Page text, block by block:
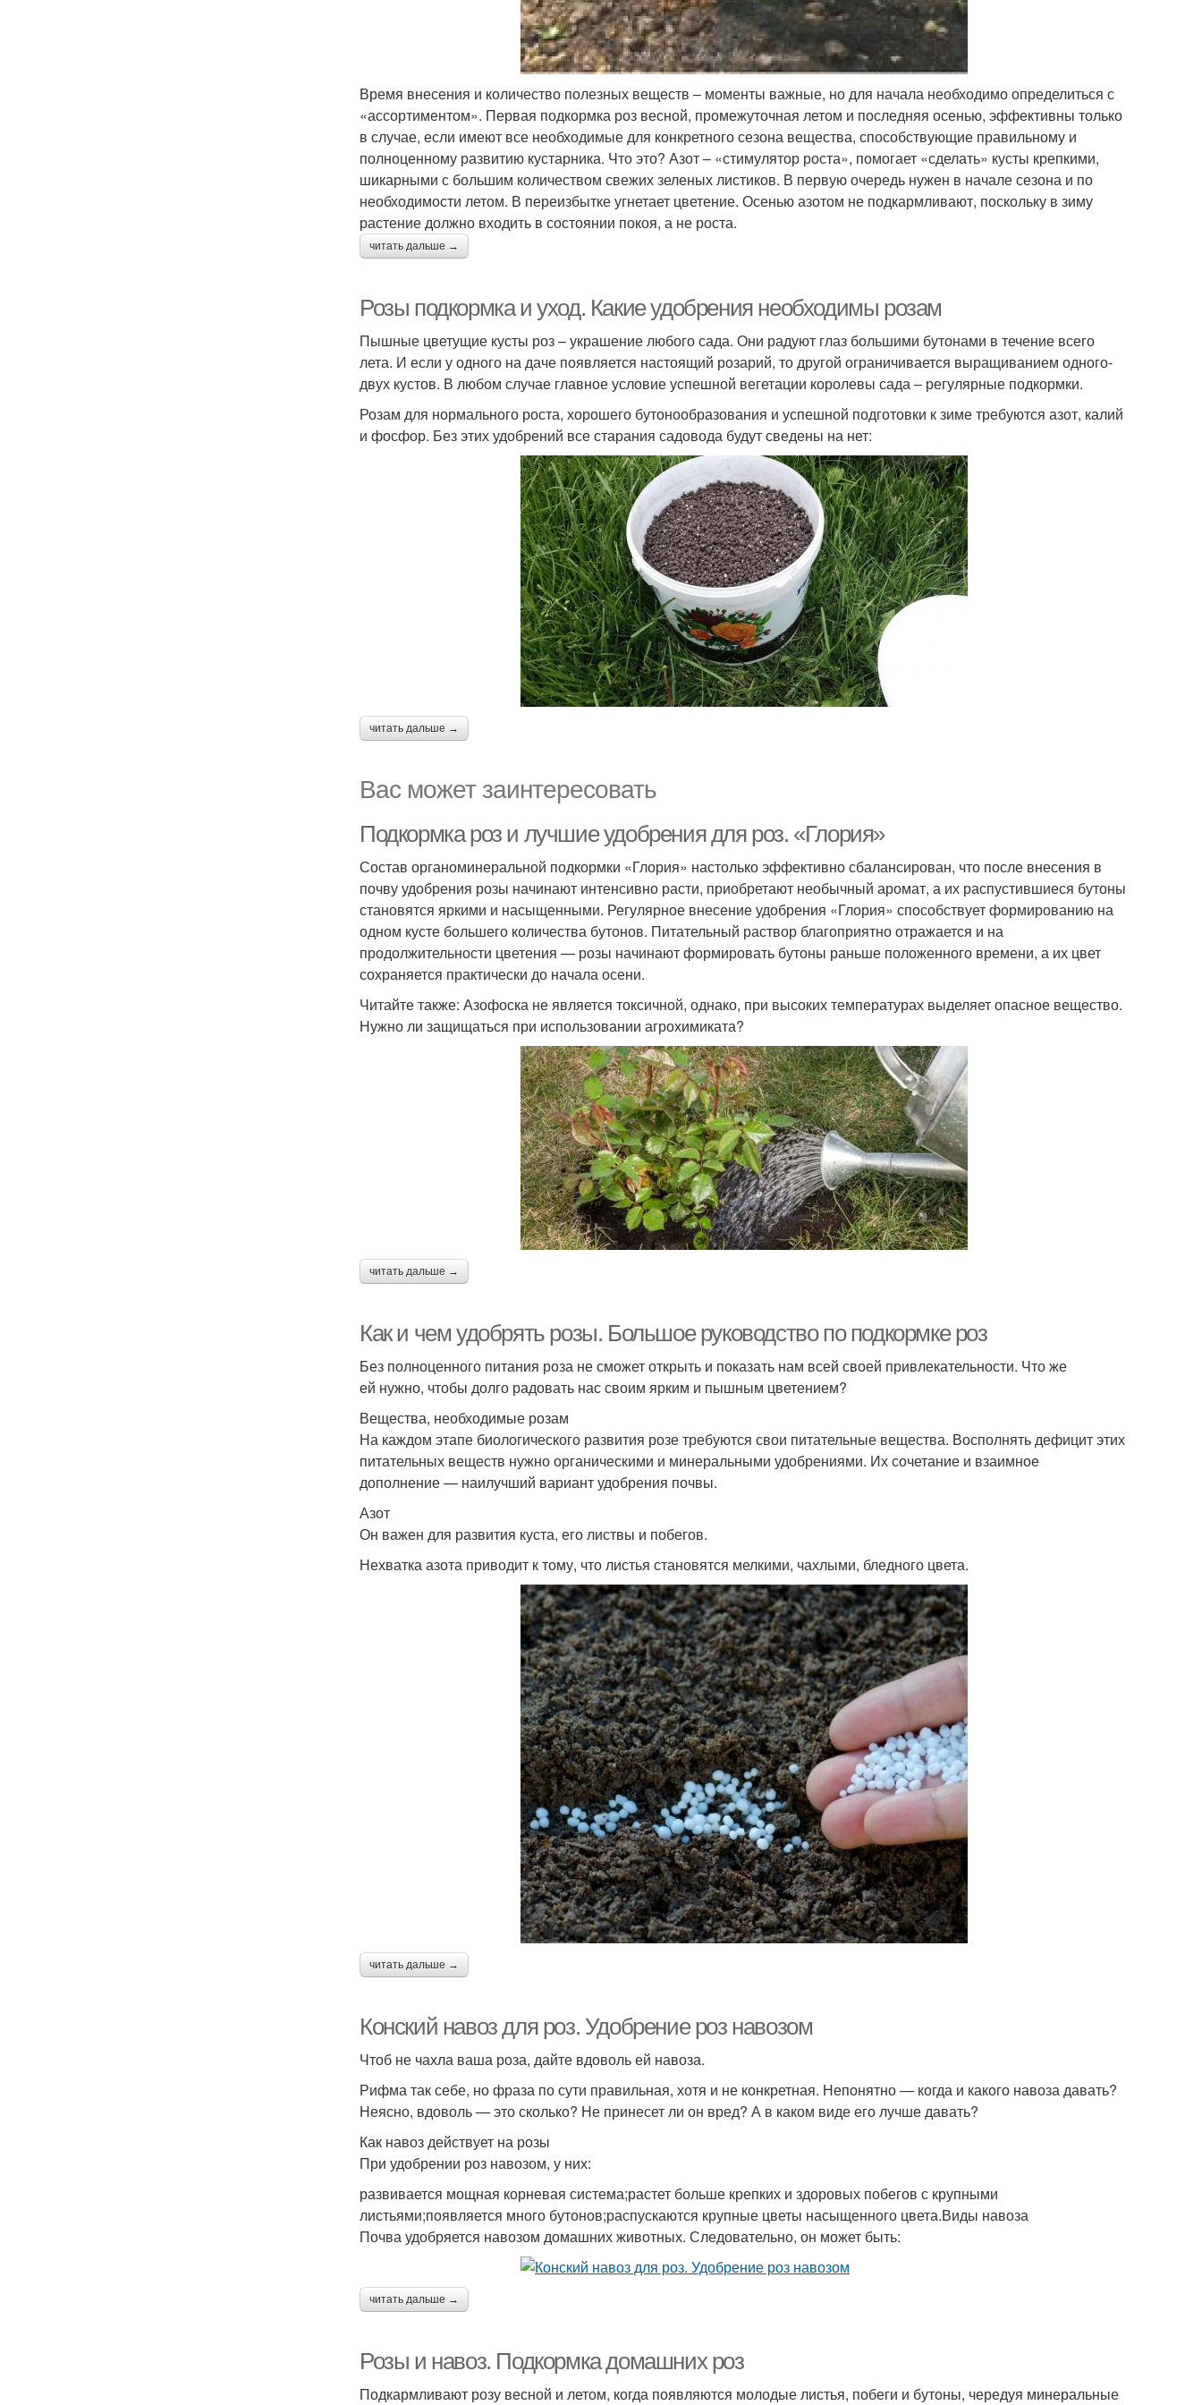
Время внесения и количество полезных веществ – моменты важные, но для начала необходимо определиться с
«ассортиментом». Первая подкормка роз весной, промежуточная летом и последняя осенью, эффективны только
в случае, если имеют все необходимые для конкретного сезона вещества, способствующие правильному и
полноценному развитию кустарника. Что это? Азот – «стимулятор роста», помогает «сделать» кусты крепкими,
шикарными с большим количеством свежих зеленых листиков. В первую очередь нужен в начале сезона и по
необходимости летом. В переизбытке угнетает цветение. Осенью азотом не подкармливают, поскольку в зиму
растение должно входить в состоянии покоя, а не роста.
читать дальше →
Розы подкормка и уход. Какие удобрения необходимы розам
Пышные цветущие кусты роз – украшение любого сада. Они радуют глаз большими бутонами в течение всего
лета. И если у одного на даче появляется настоящий розарий, то другой ограничивается выращиванием одного-
двух кустов. В любом случае главное условие успешной вегетации королевы сада – регулярные подкормки.
Розам для нормального роста, хорошего бутонообразования и успешной подготовки к зиме требуются азот, калий
и фосфор. Без этих удобрений все старания садовода будут сведены на нет:
читать дальше →
Вас может заинтересовать
Подкормка роз и лучшие удобрения для роз. «Глория»
Состав органоминеральной подкормки «Глория» настолько эффективно сбалансирован, что после внесения в
почву удобрения розы начинают интенсивно расти, приобретают необычный аромат, а их распустившиеся бутоны
становятся яркими и насыщенными. Регулярное внесение удобрения «Глория» способствует формированию на
одном кусте большего количества бутонов. Питательный раствор благоприятно отражается и на
продолжительности цветения — розы начинают формировать бутоны раньше положенного времени, а их цвет
сохраняется практически до начала осени.
Читайте также: Азофоска не является токсичной, однако, при высоких температурах выделяет опасное вещество.
Нужно ли защищаться при использовании агрохимиката?
читать дальше →
Как и чем удобрять розы. Большое руководство по подкормке роз
Без полноценного питания роза не сможет открыть и показать нам всей своей привлекательности. Что же
ей нужно, чтобы долго радовать нас своим ярким и пышным цветением?
Вещества, необходимые розам
На каждом этапе биологического развития розе требуются свои питательные вещества. Восполнять дефицит этих
питательных веществ нужно органическими и минеральными удобрениями. Их сочетание и взаимное
дополнение — наилучший вариант удобрения почвы.
Азот
Он важен для развития куста, его листвы и побегов.
Нехватка азота приводит к тому, что листья становятся мелкими, чахлыми, бледного цвета.
читать дальше →
Конский навоз для роз. Удобрение роз навозом
Чтоб не чахла ваша роза, дайте вдоволь ей навоза.
Рифма так себе, но фраза по сути правильная, хотя и не конкретная. Непонятно — когда и какого навоза давать?
Неясно, вдоволь — это сколько? Не принесет ли он вред? А в каком виде его лучше давать?
Как навоз действует на розы
При удобрении роз навозом, у них:
развивается мощная корневая система;растет больше крепких и здоровых побегов с крупными
листьями;появляется много бутонов;распускаются крупные цветы насыщенного цвета.Виды навоза
Почва удобряется навозом домашних животных. Следовательно, он может быть:
читать дальше →
Розы и навоз. Подкормка домашних роз
Подкармливают розу весной и летом, когда появляются молодые листья, побеги и бутоны, чередуя минеральные